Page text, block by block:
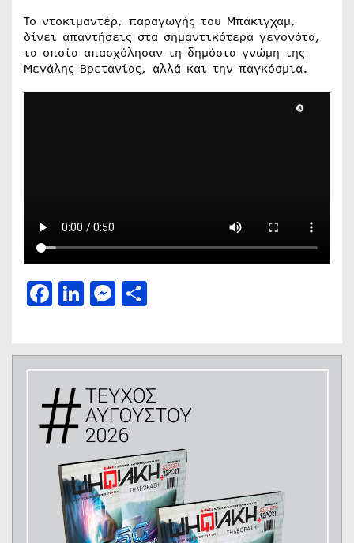
Το ντοκιμαντέρ, παραγωγής του Μπάκιγχαμ,
δίνει απαντήσεις στα σημαντικότερα γεγονότα,
τα οποία απασχόλησαν τη δημόσια γνώμη της
Μεγάλης Βρετανίας, αλλά και την παγκόσμια.
Facebook
LinkedIn
Messenger